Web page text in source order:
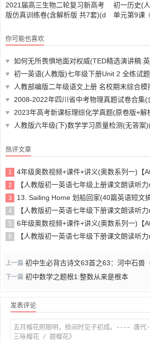
2021届高三生物二轮复习新高考
版仿真训练卷(含解析版 共7套)(d
初一历史(
单元第9课
你可能也喜欢
♥ 如何无所畏惧地面对权威(TED精选演讲稿:英语阅读100篇)
♥ 初一英语(人教版)七年级下册Unit 2 全练试
♥
人教部编版二年级语文上册 名校期末综合模拟卷(doc格式下载
♥
2008-2022年四川省中考物理真题试卷合集(含答案)(doc格式下
♥
2023年高考新课标理综化学真题(原卷版+解析版)(doc格式下
♥
人教版六年级(下)数学学习质量检测(无答案)(doc格式下载)
热评文章
1 4年级奥数视频+课件+讲义(奥数系列一)【
2 【人教版初一英语七年级上册课文朗读听力mp3】Starter unit 1
3 13. Sailing Home 划船回家(40篇英语短文搞定高中高考
4 【人教版初一英语七年级下册课文朗读听力
5 6年级奥数视频+课件+讲义(奥数系列一)【
6 【人教版初一英语七年级下册课文朗读听力
上一篇 初中生必背古诗文63首之63：河中石兽
下一篇 初中数学之题根1:整数从来是根本
发表评论